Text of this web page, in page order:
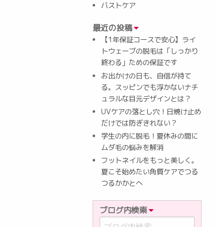
バストケア
最近の投稿
【1年保証コースで安心】ライ
トウェーブの脱毛は「しっかり
終わる」ための保証です
お出かけの日も、自信が持て
る。スッピンでも浮かないナチ
ュラルな目元デザインとは？
UVケアの落とし穴！日焼け止め
だけでは防ぎきれない？
学生の内に脱毛！夏休みの間に
ムダ毛の悩みを解消
フットネイルをもっと美しく。
夏こそ始めたい角質ケアでつる
つるかかとへ
ブログ内検索